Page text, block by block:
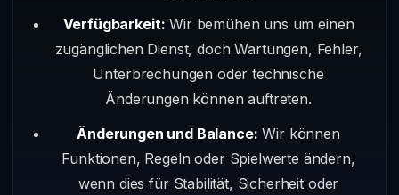
Verfügbarkeit: Wir bemühen uns um einen
zugänglichen Dienst, doch Wartungen, Fehler,
Unterbrechungen oder technische
Änderungen können auftreten.
Änderungen und Balance: Wir können
Funktionen, Regeln oder Spielwerte ändern,
wenn dies für Stabilität, Sicherheit oder